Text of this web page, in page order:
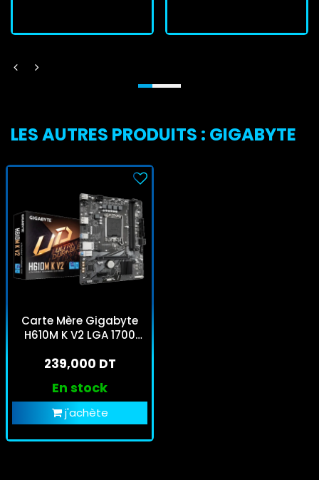
LES AUTRES PRODUITS : GIGABYTE
Carte Mère Gigabyte
H610M K V2 LGA 1700
239,000 DT
En stock
j'achète